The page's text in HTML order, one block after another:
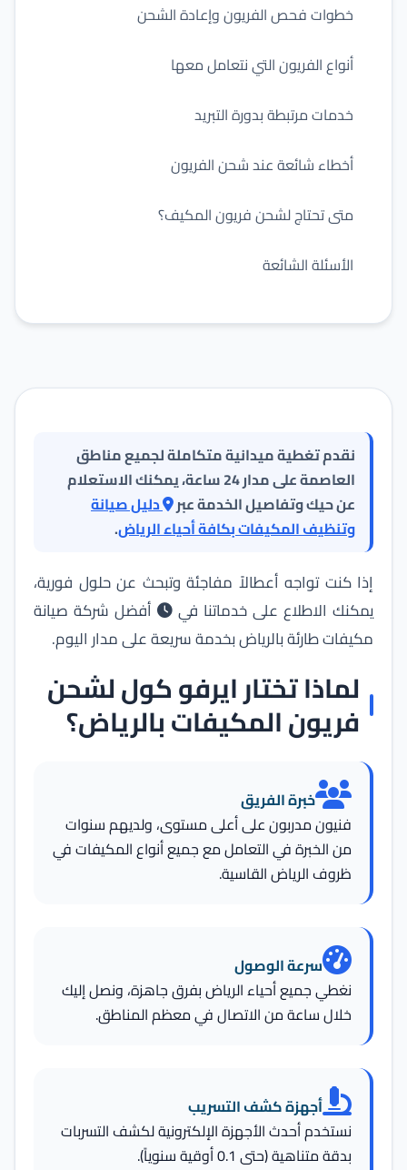
خطوات فحص الفريون وإعادة الشحن
أنواع الفريون التي نتعامل معها
خدمات مرتبطة بدورة التبريد
أخطاء شائعة عند شحن الفريون
متى تحتاج لشحن فريون المكيف؟
الأسئلة الشائعة
نقدم تغطية ميدانية متكاملة لجميع مناطق
العاصمة على مدار 24 ساعة، يمكنك الاستعلام
عن حيك وتفاصيل الخدمة عبر دليل صيانة
وتنظيف المكيفات بكافة أحياء الرياض.
إذا كنت تواجه أعطالاً مفاجئة وتبحث عن حلول فورية،
يمكنك الاطلاع على خدماتنا في
أفضل شركة صيانة
مكيفات طارئة بالرياض بخدمة سريعة على مدار اليوم.
لماذا تختار ايرفو كول لشحن
فريون المكيفات بالرياض؟
خبرة الفريق
فنيون مدربون على أعلى مستوى، ولديهم سنوات
من الخبرة في التعامل مع جميع أنواع المكيفات في
ظروف الرياض القاسية.
سرعة الوصول
نغطي جميع أحياء الرياض بفرق جاهزة، ونصل إليك
خلال ساعة من الاتصال في معظم المناطق.
أجهزة كشف التسريب
نستخدم أحدث الأجهزة الإلكترونية لكشف التسربات
بدقة متناهية (حتى 0.1 أوقية سنوياً).